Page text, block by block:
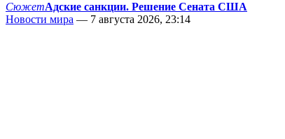
СюжетАдские санкции. Решение Сената США
Новости мира — 7 августа 2026, 23:14